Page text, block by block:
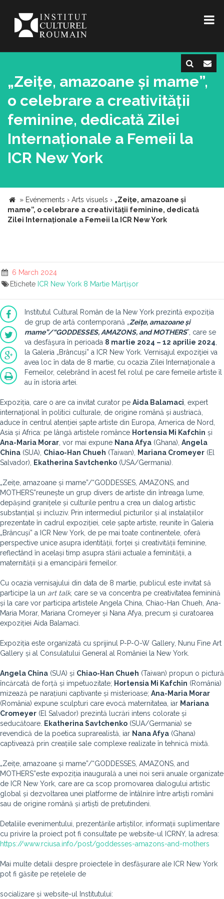
„Zeițe, amazoane și mame”,
o celebrare a creativității
feminine, dedicată Zilei
Internaționale a Femeii la
ICR New York
» Evénements › Arts visuels › „Zeițe, amazoane și
mame”, o celebrare a creativității feminine, dedicată
Zilei Internaționale a Femeii la ICR New York
6 March 2024
Etichete ICR New York 8 Martie Mărțișor
Institutul Cultural Român de la New York prezintă expoziția
de grup de artă contemporană „Zeițe, amazoane și
mame”/“GODDESSES, AMAZONS, and MOTHERS”, care se
va desfăşura în perioada 8 martie 2024 – 12 aprilie 2024
la Galeria „Brâncuși” a ICR New York. Vernisajul expoziţiei va
avea loc în data de 8 martie, cu ocazia Zilei Internaţionale a
Femeilor, celebrând în acest fel rolul pe care femeile artiste îl
au în istoria artei.
Expoziția, care o are ca invitat curator pe Aida Balamaci , expert
internaţional în politici culturale, de origine română și austriacă,
aduce în centrul atenției șapte artiste din Europa, America de Nord,
Asia și Africa: pe lângă artistele românce Hortensia Mi Kafchin și
Ana-Maria Morar , vor mai expune Nana Afya (Ghana), Angela
China (SUA), Chiao-Han Chueh (Taiwan), Mariana Cromeyer (El
Salvador),
Ekatherina Savtchenko (USA/Germania).
„Zeițe, amazoane și mame”/“GODDESSES, AMAZONS, and
MOTHERS”reunește un grup divers de artiste din întreaga lume,
depășind granițele și culturile pentru a crea un dialog artistic
substanțial și incluziv. Prin intermediul picturilor și al instalațiilor
prezentate în cadrul expoziției, cele șapte artiste, reunite în Galeria
„Brâncuși” a ICR New York, de pe mai toate continentele, oferă
perspective unice asupra identității, forței și creativității feminine,
reflectând în același timp asupra stării actuale a feminității, a
maternității și a emancipării femeilor.
Cu ocazia vernisajului din data de 8 martie, publicul este invitat să
participe la un art talk, care se va concentra pe creativitatea feminină
și la care vor participa artistele Angela China, Chiao-Han Chueh, Ana-
Maria Morar, Mariana Cromeyer și Nana Afya, precum și curatoarea
expoziției Aida Balamaci.
Expoziția este organizată cu sprijinul P-P-O-W Gallery, Nunu Fine Art
Gallery și al Consulatului General al României la New York.
Angela China (SUA) și Chiao-Han Chueh (Taiwan) propun o pictură
încărcată de forță și impetuozitate; Hortensia Mi Kafchin (România)
mizează pe narațiuni captivante și misterioase; Ana-Maria Morar
(România) expune sculpturi care evocă maternitatea, iar Mariana
Cromeyer (El Salvador) prezintă lucrări intens colorate și
seducătoare.
Ekatherina Savtchenko (SUA/Germania) se
revendică de la poetica suprarealistă, iar Nana Afya (Ghana)
captivează prin creațiile sale complexe realizate în tehnică mixtă.
„Zeițe, amazoane și mame”/“GODDESSES, AMAZONS, and
MOTHERS”este expoziția inaugurală a unei noi serii anuale organizate
de ICR New York, care are ca scop promovarea dialogului artistic
global și dezvoltarea unei platforme de întâlnire între artiști români
sau de origine română și artiști de pretutindeni.
Detaliile evenimentului, prezentările artiștilor, informații suplimentare
cu privire la proiect pot fi consultate pe website-ul ICRNY, la adresa:
https://www.rciusa.info/post/goddesses-amazons-and-mothers
Mai multe detalii despre proiectele în desfășurare ale ICR New York
pot fi găsite pe rețelele de
socializare și website-ul Institutului: